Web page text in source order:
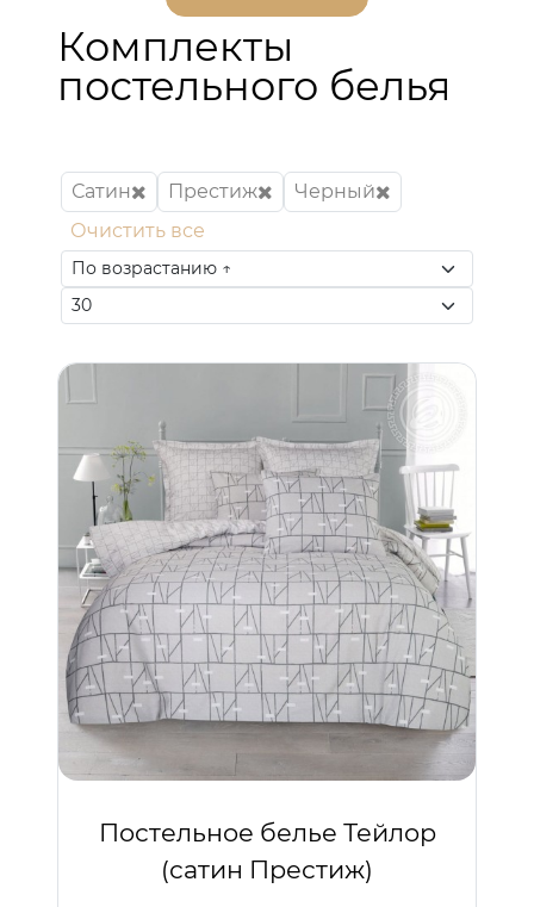
Комплекты
постельного белья
Сатин Престиж
Черный
Очистить все
Постельное белье Тейлор
(сатин Престиж)